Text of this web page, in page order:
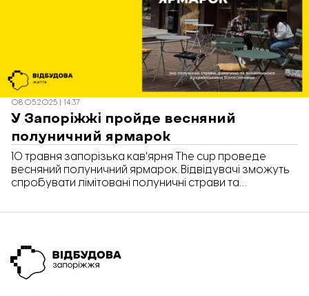
08.05.2025 | 14:37
У Запоріжжі пройде весняний
полуничний ярмарок
10 травня запорізька кав'ярня The cup проведе
весняний полуничний ярмарок. Відвідувачі зможуть
спробувати лімітовані полуничні страви та
підтримають збір на ЗСУ.